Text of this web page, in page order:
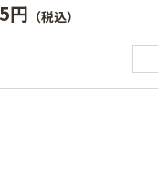
円 （税込）